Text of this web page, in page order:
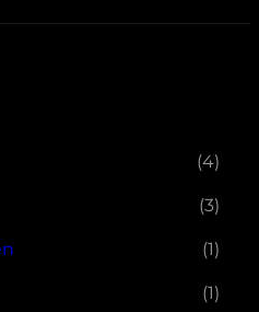
(4)
(3)
(1)
(1)